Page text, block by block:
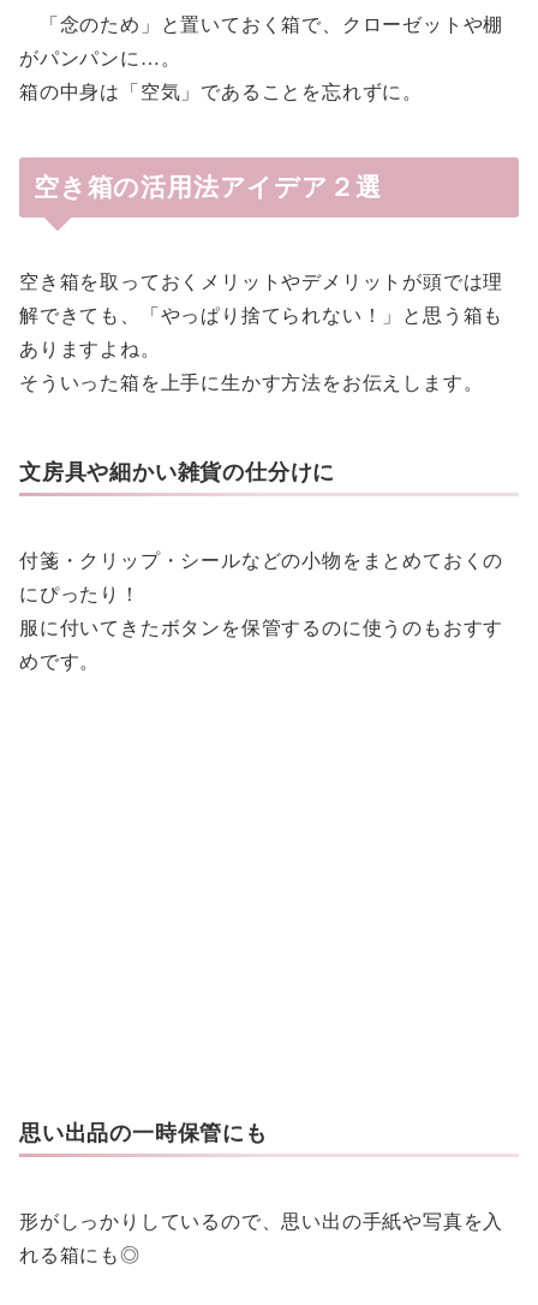
「念のため」と置いておく箱で、クローゼットや棚
がパンパンに…。
箱の中身は「空気」であることを忘れずに。
空き箱の活用法アイデア２選
空き箱を取っておくメリットやデメリットが頭では理
解できても、「やっぱり捨てられない！」と思う箱も
ありますよね。
そういった箱を上手に生かす方法をお伝えします。
文房具や細かい雑貨の仕分けに
付箋・クリップ・シールなどの小物をまとめておくの
にぴったり！
服に付いてきたボタンを保管するのに使うのもおすす
めです。
思い出品の一時保管にも
形がしっかりしているので、思い出の手紙や写真を入
れる箱にも◎